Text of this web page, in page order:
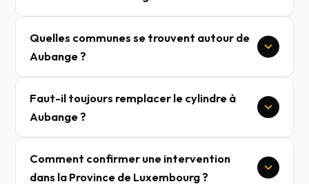
Quelles communes se trouvent autour de
Aubange ?
Faut-il toujours remplacer le cylindre à
Aubange ?
Comment confirmer une intervention
dans la Province de Luxembourg ?